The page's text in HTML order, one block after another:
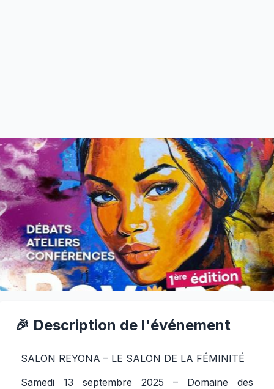
🎉 Description de l'événement
SALON REYONA – LE SALON DE LA FÉMINITÉ
Samedi 13 septembre 2025 – Domaine des